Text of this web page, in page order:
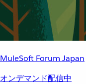
MuleSoft Forum Japan
オンデマンド配信中